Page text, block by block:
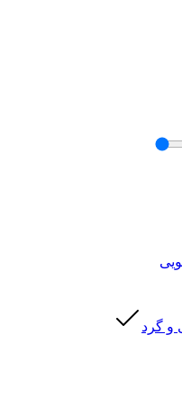
و گرد